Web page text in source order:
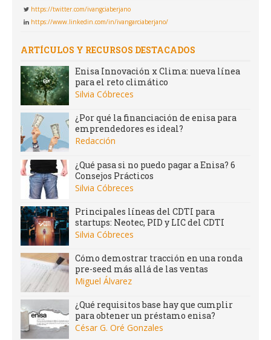
https://twitter.com/ivangciaberjano
https://www.linkedin.com/in/ivangarciaberjano/
ARTÍCULOS Y RECURSOS DESTACADOS
Enisa Innovación x Clima: nueva línea
para el reto climático
Silvia Cóbreces
¿Por qué la financiación de enisa para
emprendedores es ideal?
Redacción
¿Qué pasa si no puedo pagar a Enisa? 6
Consejos Prácticos
Silvia Cóbreces
Principales líneas del CDTI para
startups: Neotec, PID y LIC del CDTI
Silvia Cóbreces
Cómo demostrar tracción en una ronda
pre-seed más allá de las ventas
Miguel Álvarez
¿Qué requisitos base hay que cumplir
para obtener un préstamo enisa?
César G. Oré Gonzales